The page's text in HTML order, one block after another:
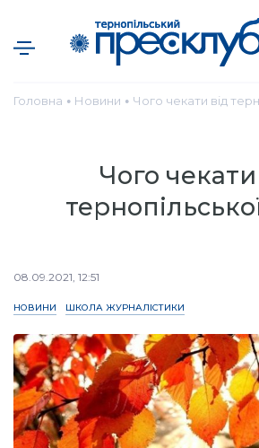
Головна ● Новини ● Чого чекати від
Чого чекати
08.09.2021, 12:51
НОВИНИ ШКОЛА ЖУРНАЛІСТИКИ